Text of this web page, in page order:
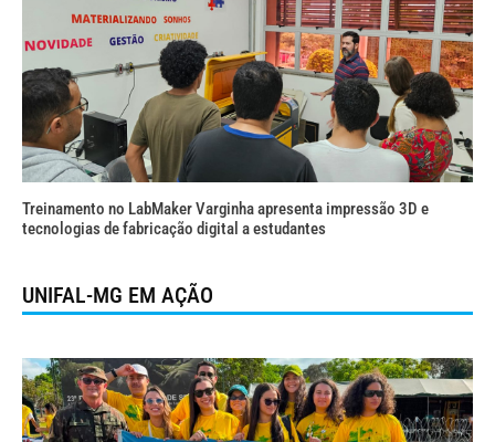
Treinamento no LabMaker Varginha apresenta impressão 3D e
tecnologias de fabricação digital a estudantes
UNIFAL-MG EM AÇÃO